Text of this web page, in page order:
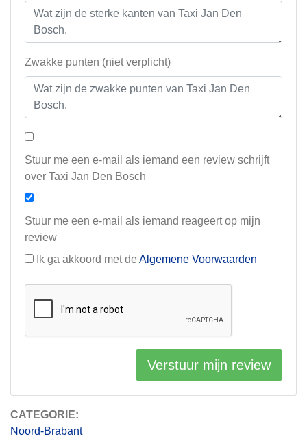
CATEGORIE:
Noord-Brabant
Zwakke punten (niet verplicht)
Stuur me een e-mail als iemand een review schrijft
over Taxi Jan Den Bosch
Stuur me een e-mail als iemand reageert op mijn
review
Ik ga akkoord met de Algemene Voorwaarden
Verstuur mijn review